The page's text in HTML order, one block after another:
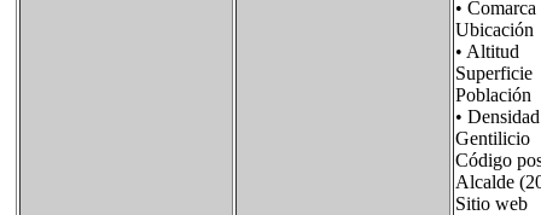
•
Ubicación
•
•
Código
Alcalde
Sitio